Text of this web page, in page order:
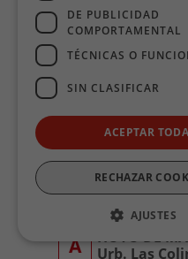
Larrea
612
MADRID
Larrea
MADRID
Comercial)
Larrea
A
MADRID
HOYO DE
Urb. Las
DE PUBLICIDAD
COMPORTAMENTAL
TÉCNICAS O
SIN CLASIFICAR
ACEPTAR
RECHAZAR
AJUSTES